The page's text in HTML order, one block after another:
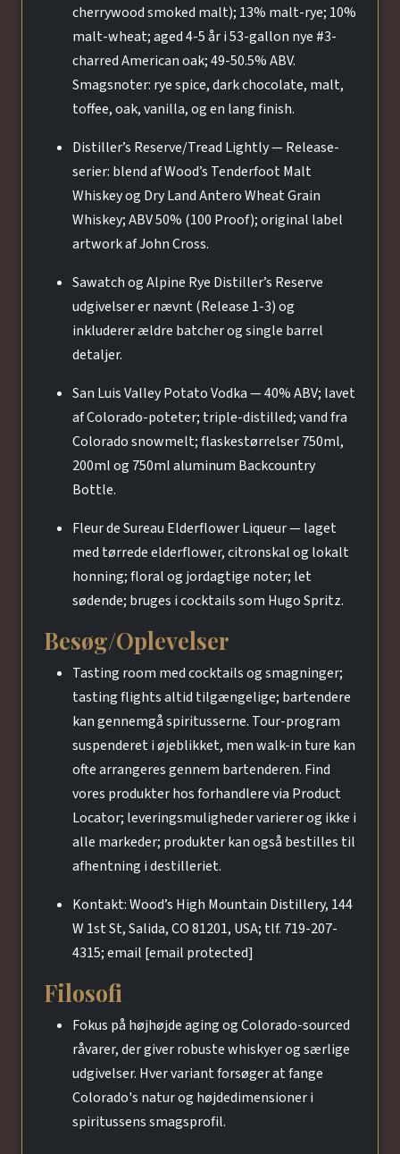
cherrywood smoked malt); 13% malt-rye; 10%
malt-wheat; aged 4-5 år i 53-gallon nye #3-
charred American oak; 49-50.5% ABV.
Smagsnoter: rye spice, dark chocolate, malt,
toffee, oak, vanilla, og en lang finish.
Distiller’s Reserve/Tread Lightly — Release-
serier: blend af Wood’s Tenderfoot Malt
Whiskey og Dry Land Antero Wheat Grain
Whiskey; ABV 50% (100 Proof); original label
artwork af John Cross.
Sawatch og Alpine Rye Distiller’s Reserve
udgivelser er nævnt (Release 1-3) og
inkluderer ældre batcher og single barrel
detaljer.
San Luis Valley Potato Vodka — 40% ABV; lavet
af Colorado-poteter; triple-distilled; vand fra
Colorado snowmelt; flaskestørrelser 750ml,
200ml og 750ml aluminum Backcountry
Bottle.
Fleur de Sureau Elderflower Liqueur — laget
med tørrede elderflower, citronskal og lokalt
honning; floral og jordagtige noter; let
sødende; bruges i cocktails som Hugo Spritz.
Besøg/Oplevelser
Tasting room med cocktails og smagninger;
tasting flights altid tilgængelige; bartendere
kan gennemgå spiritusserne. Tour-program
suspenderet i øjeblikket, men walk-in ture kan
ofte arrangeres gennem bartenderen. Find
vores produkter hos forhandlere via Product
Locator; leveringsmuligheder varierer og ikke i
alle markeder; produkter kan også bestilles til
afhentning i destilleriet.
Kontakt: Wood’s High Mountain Distillery, 144
W 1st St, Salida, CO 81201, USA; tlf. 719-207-
4315; email [email protected]
Filosofi
Fokus på højhøjde aging og Colorado-sourced
råvarer, der giver robuste whiskyer og særlige
udgivelser. Hver variant forsøger at fange
Colorado's natur og højdedimensioner i
spiritussens smagsprofil.